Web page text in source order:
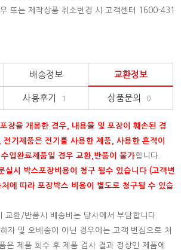
또는 제작상품 취소변경 시 고객센터 1600-431
배송정보 교환정보
사용후기 1 상품문의 0
장을 개봉한 경우, 내용물 및 포장이 훼손된 경
기제품은 전기를 사용한 제품, 사용한 흔적이
입완료제품일 경우 교환,반품이 불가합니다.
실시 박스포장비용이 청구 될수 있습니다 (고객변
에 따라 포장박스 비용이 별도로 청구될 수 있습
교환/반품시 배송비는 당사에서 부담합니다.
자 및 오배송이 아닌 경우에는 고객 변심으로 처
은 제품 회수 후 제품 검사 결과 정상인 제품에